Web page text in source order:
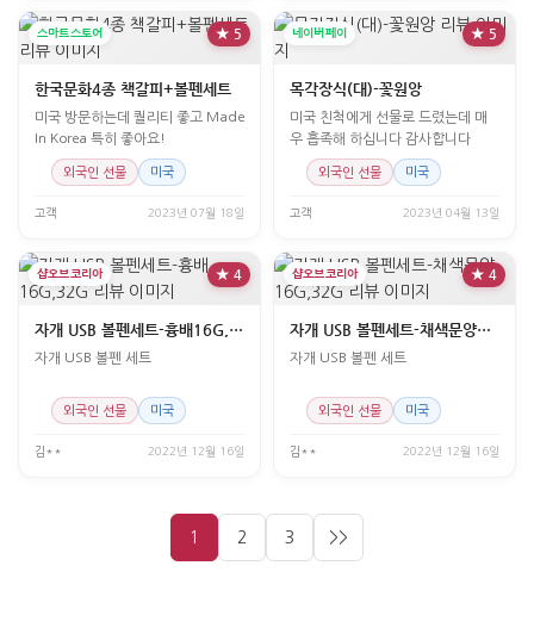
스마트스토어 ★ 5
한국문화4종 책갈피+볼펜세트
미국 방문하는데 퀄리티 좋고 Made
In Korea 특히 좋아요!
외국인 선물 미국
고객 2023년 07월 18일
네이버페이 ★ 5
목각장식(대)-꽃원앙
미국 친척에게 선물로 드렸는데 매
우 흡족해 하십니다 감사합니다
외국인 선물 미국
고객 2023년 04월 13일
샵오브코리아 ★ 4
자개 USB 볼펜세트-흉배16G,32G
자개 USB 볼펜 세트
외국인 선물 미국
김** 2022년 12월 16일
샵오브코리아 ★ 4
자개 USB 볼펜세트-채색문양16G,32G
자개 USB 볼펜 세트
외국인 선물 미국
김** 2022년 12월 16일
1 2 3 >>